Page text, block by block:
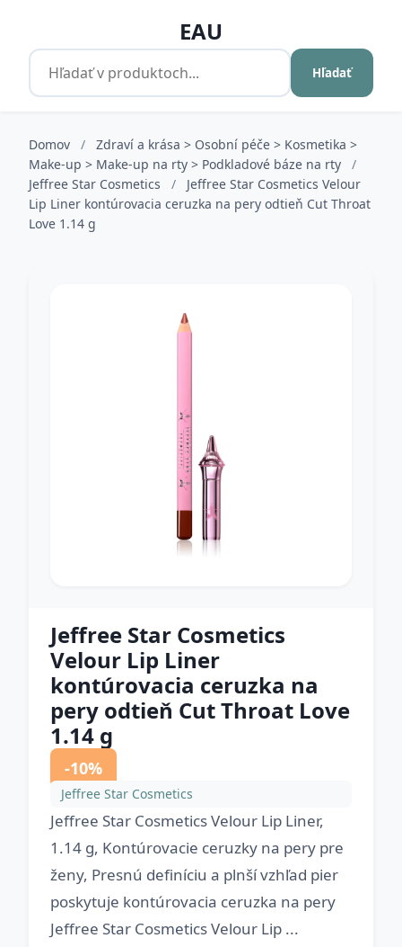
EAU
Hľadať
Domov /
Zdraví a krása > Osobní péče > Kosmetika >
Make-up > Make-up na rty > Podkladové báze na rty
/
Jeffree Star Cosmetics
/
Jeffree Star Cosmetics Velour
Lip Liner kontúrovacia ceruzka na pery odtieň Cut Throat
Love 1.14 g
Jeffree Star Cosmetics
Velour Lip Liner
kontúrovacia ceruzka na
pery odtieň Cut Throat Love
1.14 g
-10%
Jeffree Star Cosmetics
Jeffree Star Cosmetics Velour Lip Liner,
1.14 g, Kontúrovacie ceruzky na pery pre
ženy, Presnú definíciu a plnší vzhľad pier
poskytuje kontúrovacia ceruzka na pery
Jeffree Star Cosmetics Velour Lip ...